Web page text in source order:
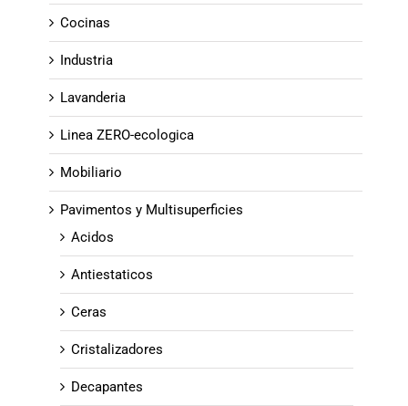
Cocinas
Industria
Lavanderia
Linea ZERO-ecologica
Mobiliario
Pavimentos y Multisuperficies
Acidos
Antiestaticos
Ceras
Cristalizadores
Decapantes